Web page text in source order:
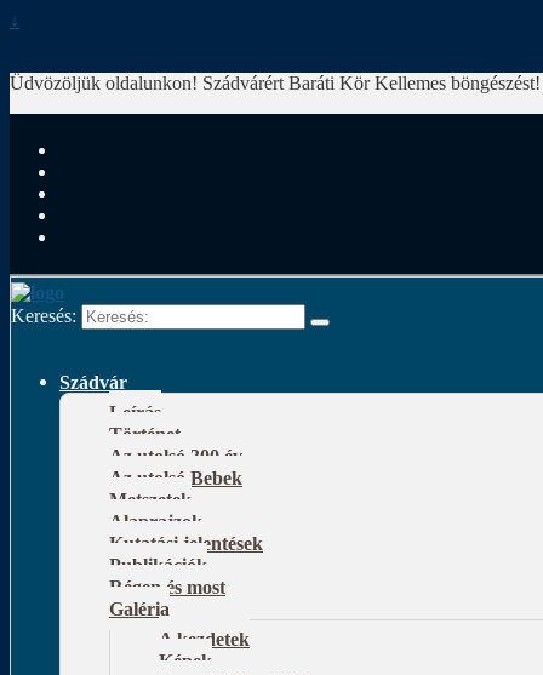
↓
Üdvözöljük oldalunkon! Szádvárért Baráti Kör Kellemes
Keresés:
Szádvár
Leírás
Történet
Az utolsó 300 év
Az utolsó Bebek
Metszetek
Alaprajzok
Kutatási jelentések
Publikációk
Régen és most
Galéria
A kezdetek
Képek